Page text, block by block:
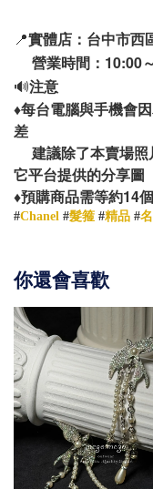
📍實體店：台中市西
營業時間：10:00
🔊注意
♦️每台電腦與手機會
差
建議除了本賣場
它平台提供的分享圖
♦️預購商品需等約14
#Chanel #髮箍 #精品 #
你還會喜歡